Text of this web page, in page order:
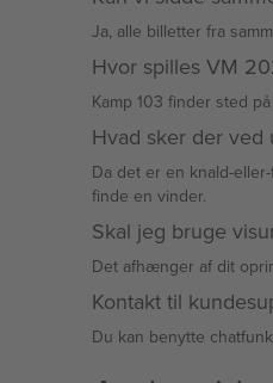
Ja, alle billetter fra
Hvor spilles VM
Kamp 103 finder sted
Hvad sker der ved
Da det er en knald-
finde en vinder.
Skal jeg bruge
Det afhænger af dit
Kontakt til
Du kan benytte